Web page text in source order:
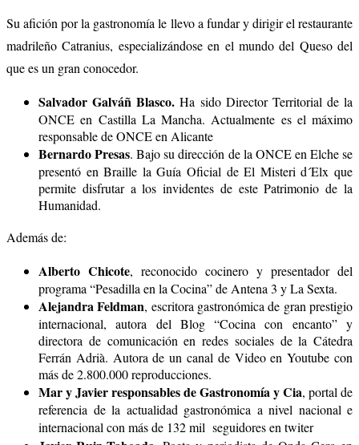
Su afición por la gastronomía le llevo a fundar y dirigir el restaurante
madrileño Catranius, especializándose en el mundo del Queso del
que es un gran conocedor.
Salvador Galváñ Blasco.Ha sido Director Territorial de la
ONCE en Castilla La Mancha. Actualmente es el máximo
responsable de ONCE en Alicante
Bernardo Presas. Bajo su dirección de la ONCE en Elche se
presentó en Braille la Guía Oficial de El Misteri d´Elx que
permite disfrutar a los invidentes de este Patrimonio de la
Humanidad.
Además de:
Alberto Chicote, reconocido cocinero y presentador del
programa “Pesadilla en la Cocina” de Antena 3 y La Sexta.
Alejandra Feldman, escritora gastronómica de gran prestigio
internacional, autora del Blog “Cocina con encanto” y
directora de comunicación en redes sociales de la Cátedra
Ferrán Adrià. Autora de un canal de Video en Youtube con
más de 2.800.000 reproducciones.
Mar y Javier responsables de Gastronomía y Cia, portal de
referencia de la actualidad gastronómica a nivel nacional e
internacional con más de 132 mil seguidores en twiter